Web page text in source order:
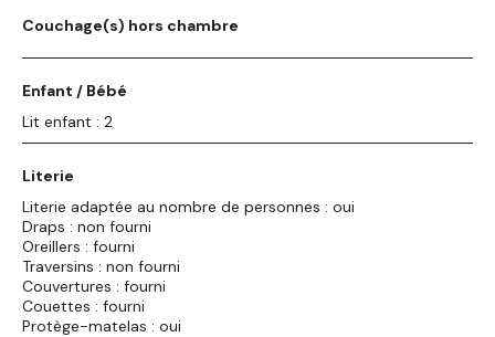
Couchage(s) hors chambre
Enfant / Bébé
Lit enfant : 2
Literie
Literie adaptée au nombre de personnes : oui
Draps : non fourni
Oreillers : fourni
Traversins : non fourni
Couvertures : fourni
Couettes : fourni
Protège-matelas : oui